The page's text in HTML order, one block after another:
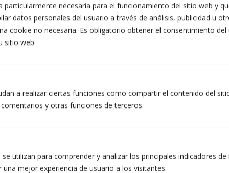
particularmente necesaria para el funcionamiento del sitio web y
datos personales del usuario a través de análisis, publicidad u
cookie no necesaria. Es obligatorio obtener el consentimiento
sitio web.
a realizar ciertas funciones como compartir el contenido del
y otras funciones de terceros.
utilizan para comprender y analizar los principales indicadores
mejor experiencia de usuario a los visitantes.
interessada. Destinataris: No es preveuen cessions de dades. Drets: Podeu retirar el vostre
consentiment en qualsevol moment, així com accedir, rectificar, suprimir les vostres dades
i la resta de drets a info@atzera.net. Informació addicional: Podeu ampliar la informació a
He llegit i accepto la Política de Privacitat. (obligatori)